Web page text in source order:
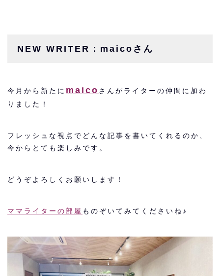
NEW WRITER：maicoさん
今月から新たに maico さんがライターの仲間に加わ
りました！
フレッシュな視点でどんな記事を書いてくれるのか、
今からとても楽しみです。
どうぞよろしくお願いします！
ママライターの部屋 ものぞいてみてくださいね♪